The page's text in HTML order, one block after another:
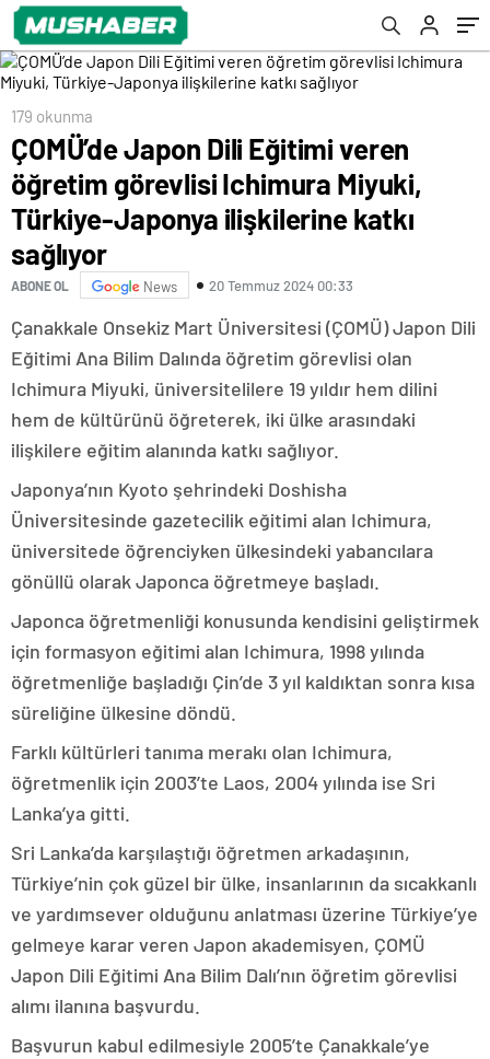
ilişkilerine katkı sağlıyor
179 okunma
ÇOMÜ’de Japon Dili Eğitimi veren
öğretim görevlisi Ichimura Miyuki,
Türkiye-Japonya ilişkilerine katkı
sağlıyor
ABONE OL News 20 Temmuz 2024 00:33
Çanakkale Onsekiz Mart Üniversitesi (ÇOMÜ) Japon Dili
Eğitimi Ana Bilim Dalında öğretim görevlisi olan
Ichimura Miyuki, üniversitelilere 19 yıldır hem dilini
hem de kültürünü öğreterek, iki ülke arasındaki
ilişkilere eğitim alanında katkı sağlıyor.
Japonya’nın Kyoto şehrindeki Doshisha
Üniversitesinde gazetecilik eğitimi alan Ichimura,
üniversitede öğrenciyken ülkesindeki yabancılara
gönüllü olarak Japonca öğretmeye başladı.
Japonca öğretmenliği konusunda kendisini geliştirmek
için formasyon eğitimi alan Ichimura, 1998 yılında
öğretmenliğe başladığı Çin’de 3 yıl kaldıktan sonra kısa
süreliğine ülkesine döndü.
Farklı kültürleri tanıma merakı olan Ichimura,
öğretmenlik için 2003’te Laos, 2004 yılında ise Sri
Lanka’ya gitti.
Sri Lanka’da karşılaştığı öğretmen arkadaşının,
Türkiye’nin çok güzel bir ülke, insanlarının da sıcakkanlı
ve yardımsever olduğunu anlatması üzerine Türkiye’ye
gelmeye karar veren Japon akademisyen, ÇOMÜ
Japon Dili Eğitimi Ana Bilim Dalı’nın öğretim görevlisi
alımı ilanına başvurdu.
Başvurun kabul edilmesiyle 2005’te Çanakkale’ye